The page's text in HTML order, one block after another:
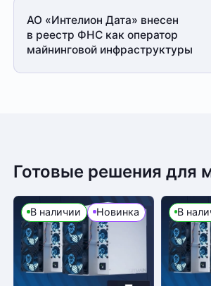
АО «Интелион Дата» внесен
в реестр ФНС как оператор
майнинговой инфраструктуры
Готовые решения для
В наличии Новинка В